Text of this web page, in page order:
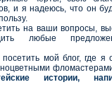
и я надеюсь, что он
на ваши вопросы,
любые
мой блог, где я
истории,